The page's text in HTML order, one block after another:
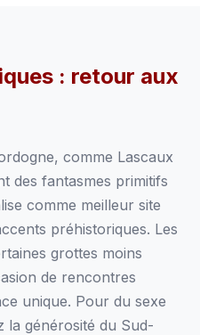
: retour aux
comme Lascaux
des fantasmes primitifs
comme meilleur site
préhistoriques. Les
grottes moins
de rencontres
unique. Pour du sexe
la générosité du Sud-